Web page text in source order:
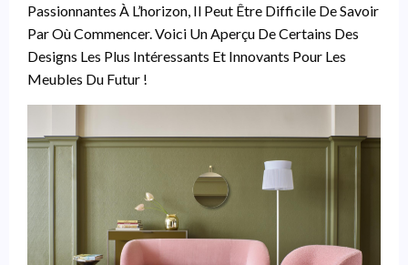
Passionnantes À L’horizon, Il Peut Être Difficile De Savoir
Par Où Commencer. Voici Un Aperçu De Certains Des
Designs Les Plus Intéressants Et Innovants Pour Les
Meubles Du Futur !